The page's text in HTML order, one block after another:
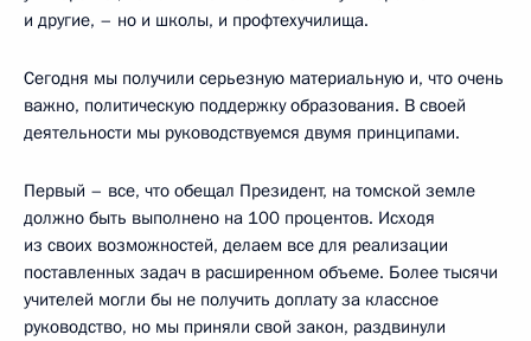
и другие, – но и школы, и профтехучилища.
Сегодня мы получили серьезную материальную и, что очень
важно, политическую поддержку образования. В своей
деятельности мы руководствуемся двумя принципами.
Первый – все, что обещал Президент, на томской земле
должно быть выполнено на 100 процентов. Исходя
из своих возможностей, делаем все для реализации
поставленных задач в расширенном объеме. Более тысячи
учителей могли бы не получить доплату за классное
руководство, но мы приняли свой закон, раздвинули